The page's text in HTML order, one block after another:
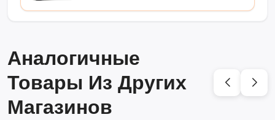
Аналогичные
Товары Из Других
Магазинов